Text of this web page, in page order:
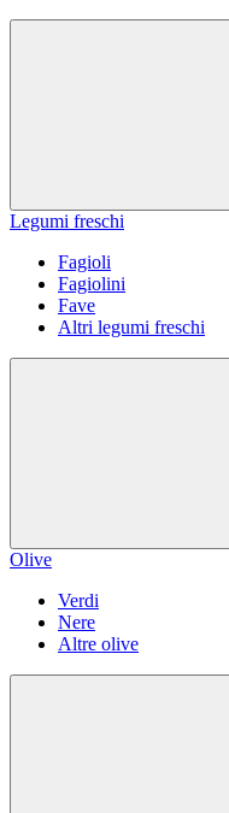
Legumi freschi
Fagioli
Fagiolini
Fave
Altri legumi freschi
Olive
Verdi
Nere
Altre olive